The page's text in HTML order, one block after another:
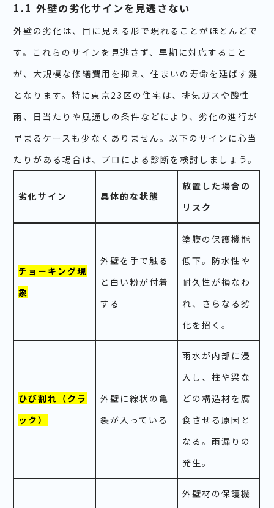
1.1 外壁の劣化サインを見逃さない
外壁の劣化は、目に見える形で現れることがほとんどで
す。これらのサインを見逃さず、早期に対応すること
が、大規模な修繕費用を抑え、住まいの寿命を延ばす鍵
となります。特に東京23区の住宅は、排気ガスや酸性
雨、日当たりや風通しの条件などにより、劣化の進行が
早まるケースも少なくありません。以下のサインに心当
たりがある場合は、プロによる診断を検討しましょう。
劣化サイン 具体的な状態
放置した場合の
リスク
チョーキング現
象
外壁を手で触る
と白い粉が付着
する
塗膜の保護機能
低下。防水性や
耐久性が損なわ
れ、さらなる劣
化を招く。
ひび割れ（クラ
ック）
外壁に線状の亀
裂が入っている
雨水が内部に浸
入し、柱や梁な
どの構造材を腐
食させる原因と
なる。雨漏りの
発生。
外壁材の保護機